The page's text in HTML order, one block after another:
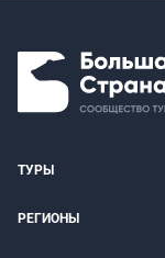
ТУРЫ
РЕГИОНЫ